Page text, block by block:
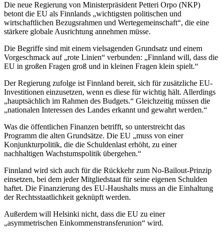
Die neue Regierung von Ministerpräsident Petteri Orpo (NKP)
betont die EU als Finnlands „wichtigsten politischen und
wirtschaftlichen Bezugsrahmen und Wertegemeinschaft“, die eine
stärkere globale Ausrichtung annehmen müsse.
Die Begriffe sind mit einem vielsagenden Grundsatz und einem
Vorgeschmack auf „rote Linien“ verbunden: „Finnland will, dass die
EU in großen Fragen groß und in kleinen Fragen klein spielt.“
Der Regierung zufolge ist Finnland bereit, sich für zusätzliche EU-
Investitionen einzusetzen, wenn es diese für wichtig hält. Allerdings
„hauptsächlich im Rahmen des Budgets.“ Gleichzeitig müssen die
„nationalen Interessen des Landes erkannt und gewahrt werden.“
Was die öffentlichen Finanzen betrifft, so unterstreicht das
Programm die alten Grundsätze. Die EU „muss von einer
Konjunkturpolitik, die die Schuldenlast erhöht, zu einer
nachhaltigen Wachstumspolitik übergehen.“
Finnland wird sich auch für die Rückkehr zum No-Bailout-Prinzip
einsetzen, bei dem jeder Mitgliedstaat für seine eigenen Schulden
haftet. Die Finanzierung des EU-Haushalts muss an die Einhaltung
der Rechtsstaatlichkeit geknüpft werden.
Außerdem will Helsinki nicht, dass die EU zu einer
„asymmetrischen Einkommenstransferunion“ wird.